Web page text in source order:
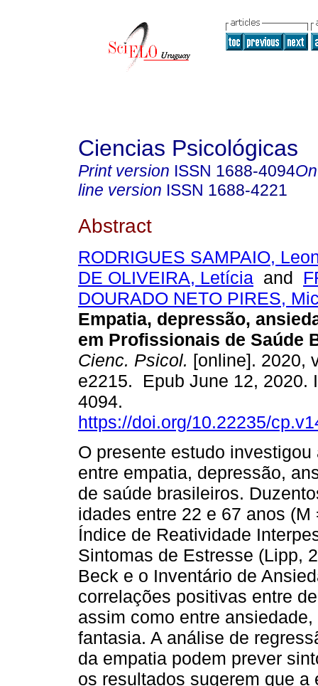
Ciencias Psicológicas
Print version ISSN 1688-4094
line version ISSN 1688-4221
Abstract
RODRIGUES SAMPAIO,
DE OLIVEIRA, Letícia and
DOURADO NETO PIRES,
Empatia, depressão,
em Profissionais de Saúde
Cienc. Psicol. [online]. 2020,
e2215. Epub June 12, 2020.
4094.
https://doi.org/10.22235/
O presente estudo investigou
entre empatia, depressão,
de saúde brasileiros.
idades entre 22 e 67 anos
Índice de Reatividade
Sintomas de Estresse (Lipp,
Beck e o Inventário de
correlações positivas entre
assim como entre
fantasia. A análise de
da empatia podem prever
os resultados sugerem que